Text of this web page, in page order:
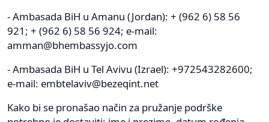
- Ambasada BiH u Amanu (Jordan): + (962 6) 58 56
921; + (962 6) 58 56 924; e-mail:
amman@bhembassyjo.com
- Ambasada BiH u Tel Avivu (Izrael): +972543282600;
e-mail: embtelaviv@bezeqint.net
Kako bi se pronašao način za pružanje podrške